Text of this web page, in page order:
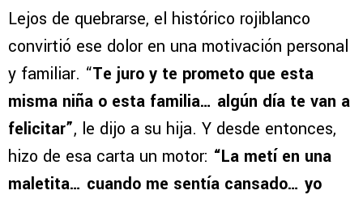
Lejos de quebrarse, el histórico rojiblanco
convirtió ese dolor en una motivación personal
y familiar. “Te juro y te prometo que esta
misma niña o esta familia… algún día te van a
felicitar”, le dijo a su hija. Y desde entonces,
hizo de esa carta un motor: “La metí en una
maletita… cuando me sentía cansado… yo